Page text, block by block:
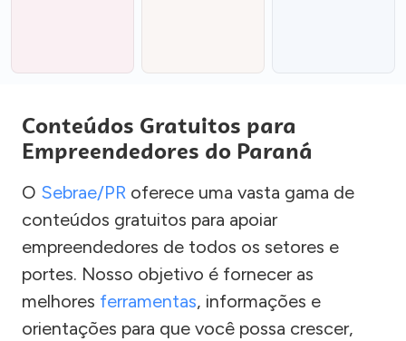
Conteúdos Gratuitos para
Empreendedores do Paraná
O Sebrae/PR oferece uma vasta gama de
conteúdos gratuitos para apoiar
empreendedores de todos os setores e
portes. Nosso objetivo é fornecer as
melhores ferramentas, informações e
orientações para que você possa crescer,